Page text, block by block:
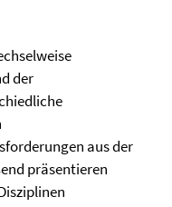
der
aus der
präsentieren